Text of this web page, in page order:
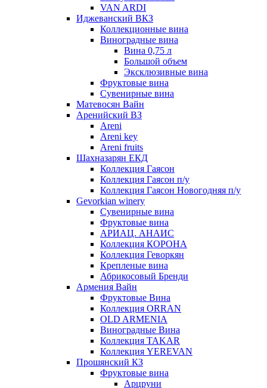
VAN ARDI
Иджеванский ВКЗ
Коллекционные вина
Виноградные вина
Вина 0,75 л
Большой объем
Эксклюзивные вина
Фруктовые вина
Cувенирные вина
Матевосян Вайн
Аренийский ВЗ
Areni
Areni key
Areni fruits
Шахназарян ЕКД
Коллекция Гаясон
Коллекция Гаясон п/у
Коллекция Гаясон Новогодняя п/у
Gevorkian winery
Сувенирные вина
Фруктовые вина
АРИАЦ. АНАИС
Коллекция КОРОНА
Коллекция Геворкян
Крепленые вина
Абрикосовый Бренди
Армения Вайн
Фруктовые Вина
Коллекция ORRAN
OLD ARMENIA
Виноградные Вина
Коллекция TAKAR
Коллекция YEREVAN
Прошянский КЗ
Фруктовые вина
Арцруни